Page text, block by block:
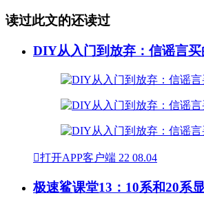
读过此文的还读过
DIY从入门到放弃：信谣言
打开APP客户端 22 08.04
极速鲨课堂13：10系和20系